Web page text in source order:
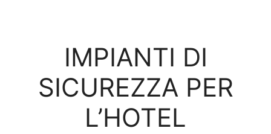
IMPIANTI DI
SICUREZZA PER
L’HOTEL